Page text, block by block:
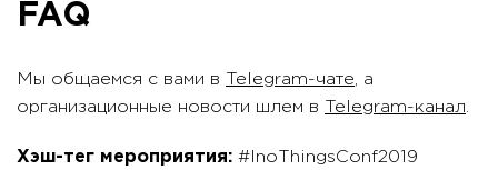
FAQ
Мы общаемся с вами в Telegram-чате, а
организационные новости шлем в
Telegram-канал.
Хэш-тег мероприятия: #InoThingsConf2019